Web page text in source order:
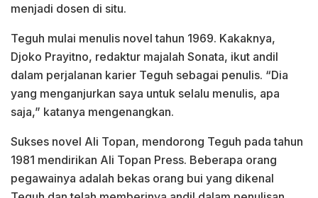
menjadi dosen di situ.
Teguh mulai menulis novel tahun 1969. Kakaknya,
Djoko Prayitno, redaktur majalah Sonata, ikut andil
dalam perjalanan karier Teguh sebagai penulis. “Dia
yang menganjurkan saya untuk selalu menulis, apa
saja,” katanya mengenangkan.
Sukses novel Ali Topan, mendorong Teguh pada tahun
1981 mendirikan Ali Topan Press. Beberapa orang
pegawainya adalah bekas orang bui yang dikenal